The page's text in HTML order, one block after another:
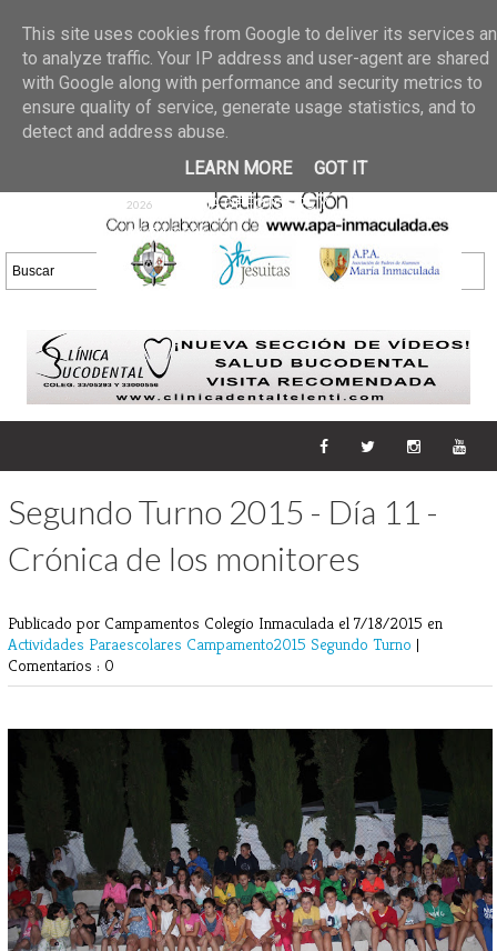
02 jun 2026
GALERIA DE FOTOS
30/05/2026
25 may 2026
GALERIA
DE FOTOS 23/05/2026
20 may
2026
GALERIA DE FOTOS
16/05/2026
DE FOTOS 09/05/2026
28 abr
2026
GALERIA DE FOTOS 25 Y
26/04/2026
Segundo Turno 2015 - Día 11 -
Crónica de los monitores
Publicado por Campamentos Colegio Inmaculada el 7/18/2015 en
Actividades Paraescolares Campamento2015 Segundo Turno |
Comentarios : 0
This site uses cookies from Google to deliver its services
to analyze traffic. Your IP address and user-agent are shared
with Google along with performance and security metrics to
ensure quality of service, generate usage statistics, and to
detect and address abuse.
LEARN MORE
GOT IT